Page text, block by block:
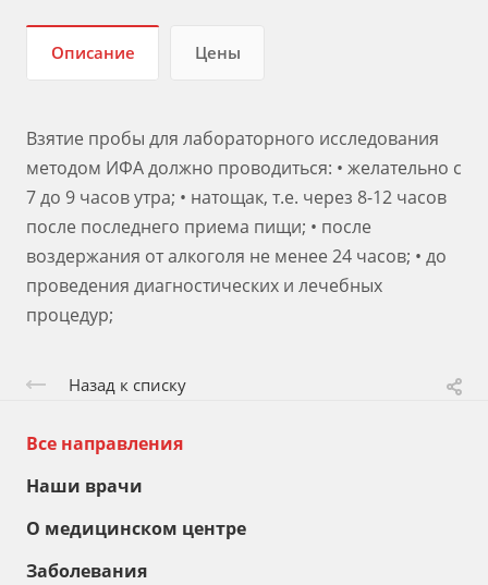
Описание Цены
Взятие пробы для лабораторного исследования
методом ИФА должно проводиться: • желательно с
7 до 9 часов утра; • натощак, т.е. через 8-12 часов
после последнего приема пищи; • после
воздержания от алкоголя не менее 24 часов; • до
проведения диагностических и лечебных
процедур;
Назад к списку
Все направления
Наши врачи
О медицинском центре
Заболевания